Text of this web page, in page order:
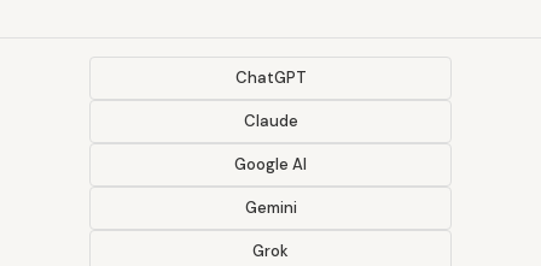
ChatGPT
Claude
Google AI
Gemini
Grok